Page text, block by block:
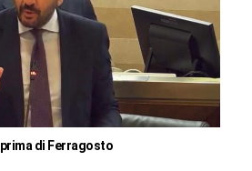
di Ferragosto